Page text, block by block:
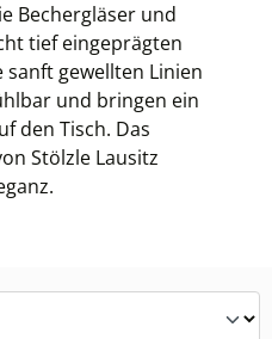
Bechergläser und
tief eingeprägten
gewellten Linien
und bringen ein
den Tisch. Das
Stölzle Lausitz